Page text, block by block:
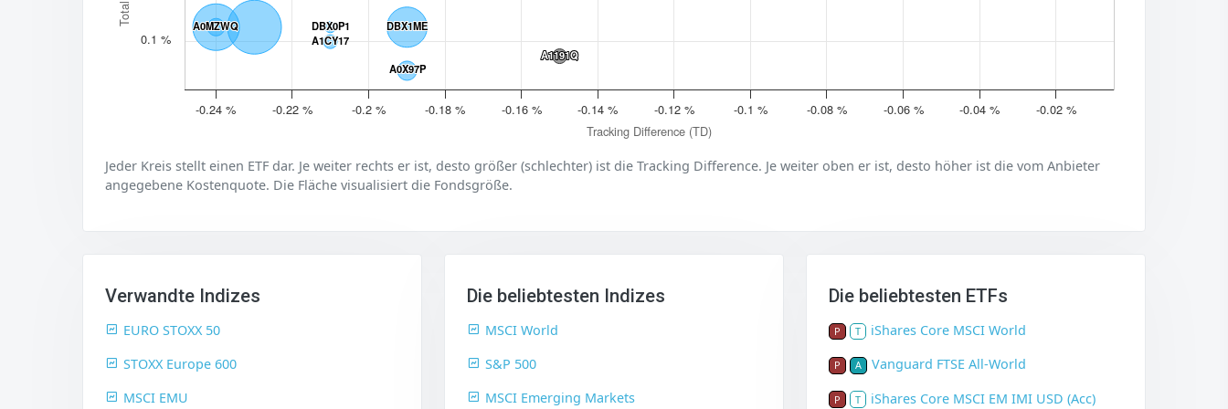
Tracking Difference (TD)
A0MZWQ
A0MZWQ
A1CY17
A1CY17
A1191Q
A1191Q
DBX1ME
DBX1ME
A0X97P
A0X97P
DBX0P1
DBX0P1
-0.24 % -0.22 % -0.2 % -0.18 % -0.16 % -0.14 % -0.12 % -0.1 % -0.08 % -0.06 % -0.04 % -0.02 %
0.1 %
Jeder Kreis stellt einen ETF dar. Je weiter rechts er ist, desto größer (schlechter) ist die Tracking Difference. Je weiter oben er ist, desto höher ist die vom Anbieter
angegebene Kostenquote. Die Fläche visualisiert die Fondsgröße.
Verwandte Indizes
EURO STOXX 50
STOXX Europe 600
MSCI EMU
Die beliebtesten Indizes
MSCI World
S&P 500
MSCI Emerging Markets
Die beliebtesten ETFs
P T iShares Core MSCI World
P A Vanguard FTSE All-World
P T iShares Core MSCI EM IMI USD (Acc)